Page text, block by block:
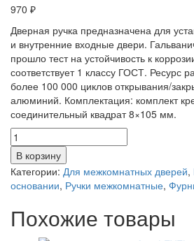
970 ₽
Дверная ручка предназначена для
и внутренние входные двери.
прошло тест на устойчивость к
соответствует 1 классу ГОСТ. Ресурс
более 100 000 циклов открывания/
алюминий. Комплектация: комплект
соединительный квадрат 8×105 мм.
Количество
товара
Ручка
на
квадрате
EVO
В корзину
Категории: Для межкомнатных дверей,
основании, Ручки межкомнатные,
Похожие товары